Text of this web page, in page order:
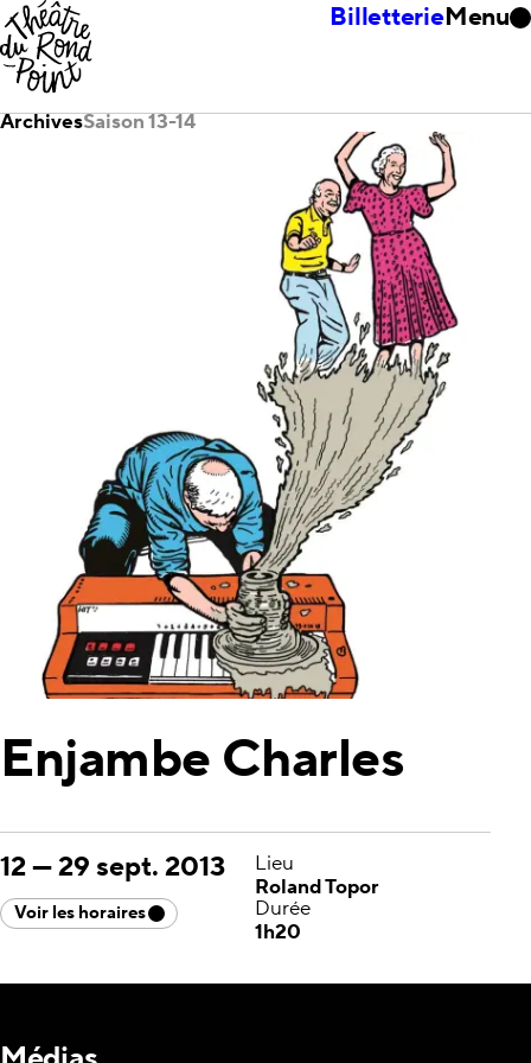
BilletterieMenu
ArchivesSaison 13-14
Enjambe Charles
12—29 sept. 2013
Voir les horaires
Lieu
Roland Topor
Durée
1h20